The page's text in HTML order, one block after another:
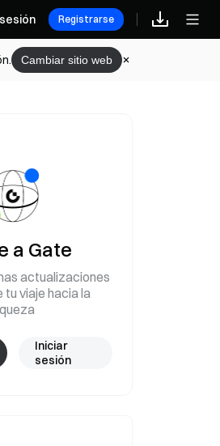
Recompensas
Registrarse
Cambiar sitio web
mayo
a Gate
actualizaciones
tu viaje hacia la
Iniciar
sesión